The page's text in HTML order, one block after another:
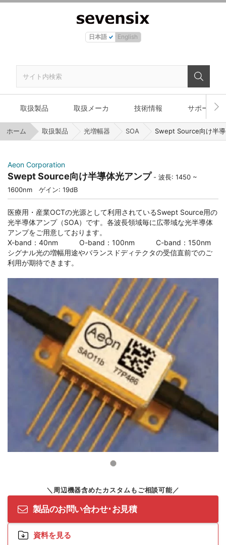
日本語 English
取扱製品 取扱メーカ 技術情報 サポート
ホーム 取扱製品 光増幅器 SOA Swept Source向け半
Swept Source向け半導体光アンプ
波長: 1450 ~
1600nm ゲイン: 19dB
Aeon Corporation
医療用・産業OCTの光源として利用されているSwept Source用の
光半導体アンプ（SOA）です。各波長領域毎に広帯域な光半導体
アンプをご用意しております。
X-band：40nm O-band：100nm C-band：150nm
シグナル光の増幅用途やバランスドディテクタの受信直前でのご
利用が期待できます。
製品のお問い合わせ･お見積
資料を見る